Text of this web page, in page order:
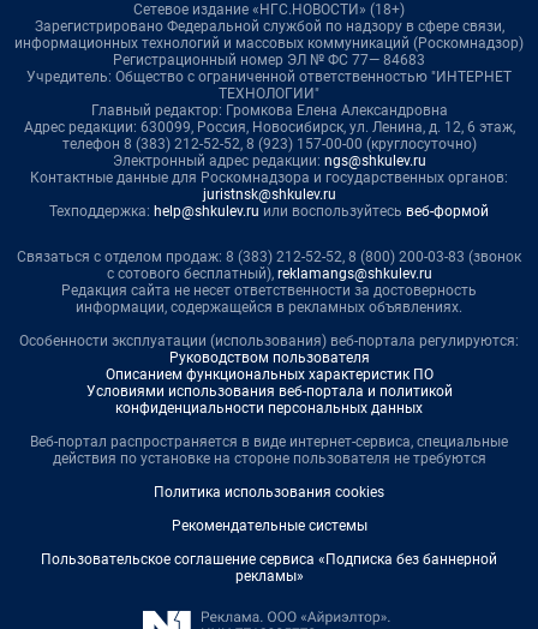
Сетевое издание «НГС.НОВОСТИ» (18+)
Зарегистрировано Федеральной службой по надзору в сфере связи,
информационных технологий и массовых коммуникаций (Роскомнадзор)
Регистрационный номер ЭЛ № ФС 77— 84683
Учредитель: Общество с ограниченной ответственностью "ИНТЕРНЕТ
ТЕХНОЛОГИИ"
Главный редактор: Громкова Елена Александровна
Адрес редакции: 630099, Россия, Новосибирск, ул. Ленина, д. 12, 6 этаж,
телефон 8 (383) 212-52-52, 8 (923) 157-00-00 (круглосуточно)
Электронный адрес редакции: ngs@shkulev.ru
Контактные данные для Роскомнадзора и государственных органов:
juristnsk@shkulev.ru
Техподдержка: help@shkulev.ru или воспользуйтесь веб-формой
Связаться с отделом продаж: 8 (383) 212-52-52, 8 (800) 200-03-83 (звонок
с сотового бесплатный), reklamangs@shkulev.ru
Редакция сайта не несет ответственности за достоверность
информации, содержащейся в рекламных объявлениях.
Особенности эксплуатации (использования) веб-портала регулируются:
Руководством пользователя
Описанием функциональных характеристик ПО
Условиями использования веб-портала и политикой
конфиденциальности персональных данных
Веб-портал распространяется в виде интернет-сервиса, специальные
действия по установке на стороне пользователя не требуются
Политика использования cookies
Рекомендательные системы
Пользовательское соглашение сервиса «Подписка без баннерной
рекламы»